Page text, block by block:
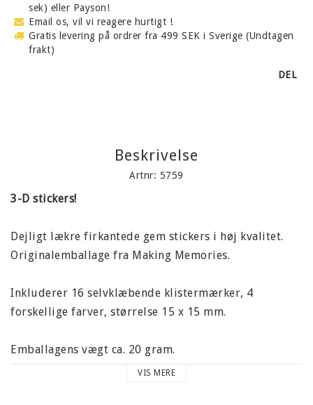
sek) eller Payson!
Email os, vil vi reagere hurtigt !
Gratis levering på ordrer fra 499 SEK i Sverige (Undtagen
frakt)
DEL
Beskrivelse
Artnr: 5759
3-D stickers!
Dejligt lækre firkantede gem stickers i høj kvalitet.
Originalemballage fra Making Memories.
Inkluderer 16 selvklæbende klistermærker, 4
forskellige farver, størrelse 15 x 15 mm.
Emballagens vægt ca. 20 gram.
VIS MERE